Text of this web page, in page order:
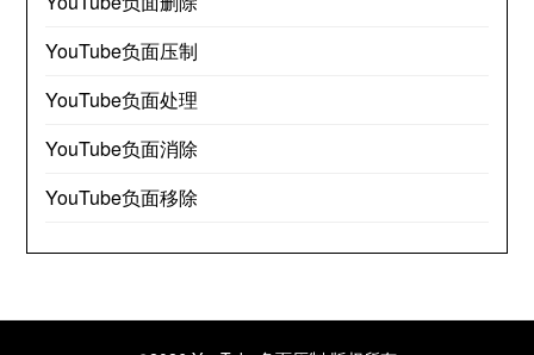
YouTube负面压制
YouTube负面处理
YouTube负面消除
YouTube负面移除